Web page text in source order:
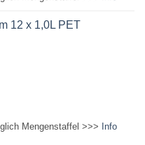
12 x 1,0L PET
Mengenstaffel >>>
Info